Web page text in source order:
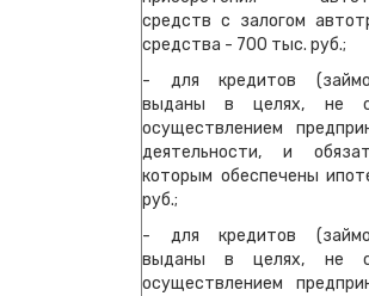
средств с залогом
средства - 700 тыс. руб.;
- для кредитов
выданы в целях, не
осуществлением
деятельности, и
которым обеспечены
руб.;
- для кредитов
выданы в целях, не
осуществлением